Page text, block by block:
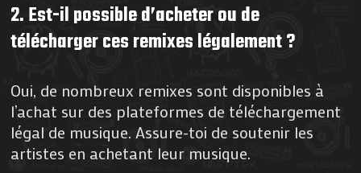
2. Est-il possible d’acheter ou de
télécharger ces remixes légalement ?
Oui, de nombreux remixes sont disponibles à
l’achat sur des plateformes de téléchargement
légal de musique. Assure-toi de soutenir les
artistes en achetant leur musique.